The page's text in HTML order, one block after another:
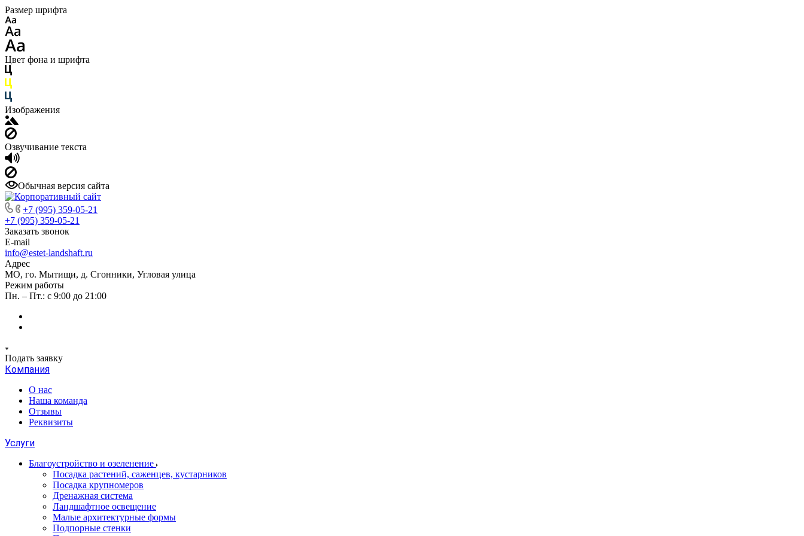
Размер шрифта
Цвет фона и шрифта
Изображения
Озвучивание текста
Обычная версия сайта
+7 (995) 359-05-21
+7 (995) 359-05-21
Заказать звонок
E-mail
info@estet-landshaft.ru
Адрес
МО, го. Мытищи, д. Сгонники, Угловая улица
Режим работы
Пн. – Пт.: с 9:00 до 21:00
Подать заявку
Компания
О нас
Наша команда
Отзывы
Реквизиты
Услуги
Благоустройство и озеленение
Посадка растений, саженцев, кустарников
Посадка крупномеров
Дренажная система
Ландшафтное освещение
Малые архитектурные формы
Подпорные стенки